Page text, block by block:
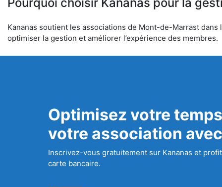
Kananas soutient les associations de Mont-de-Marrast
optimiser la gestion et améliorer l’expérience des membres.
Optimisez votre
votre association
Inscrivez-vous gratuitement sur Kananas et
carte bancaire.